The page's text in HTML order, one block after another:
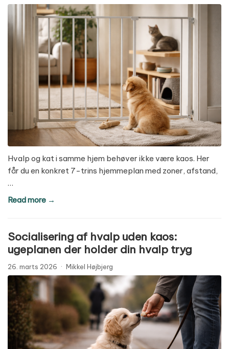
Hvalp og kat i samme hjem behøver ikke være kaos. Her
får du en konkret 7-trins hjemmeplan med zoner, afstand,
…
Read more →
Socialisering af hvalp uden kaos:
ugeplanen der holder din hvalp tryg
26. marts 2026 · Mikkel Højbjerg